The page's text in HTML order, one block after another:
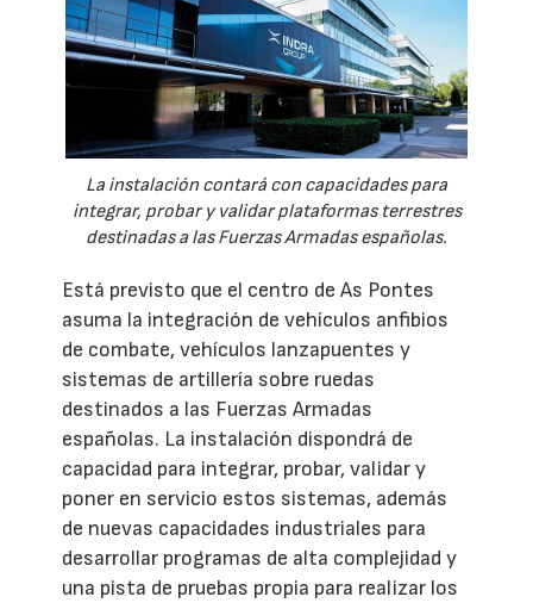
La instalación contará con capacidades para
integrar, probar y validar plataformas terrestres
destinadas a las Fuerzas Armadas españolas.
Está previsto que el centro de As Pontes
asuma la integración de vehículos anfibios
de combate, vehículos lanzapuentes y
sistemas de artillería sobre ruedas
destinados a las Fuerzas Armadas
españolas. La instalación dispondrá de
capacidad para integrar, probar, validar y
poner en servicio estos sistemas, además
de nuevas capacidades industriales para
desarrollar programas de alta complejidad y
una pista de pruebas propia para realizar los